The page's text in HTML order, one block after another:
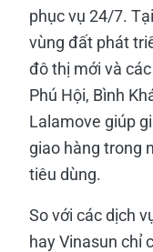
phục vụ 24/7.
vùng đất phát
đô thị mới và
Phú Hội, Bình
Lalamove giúp
giao hàng trong
tiêu dùng.
So với các dịch
hay Vinasun chỉ